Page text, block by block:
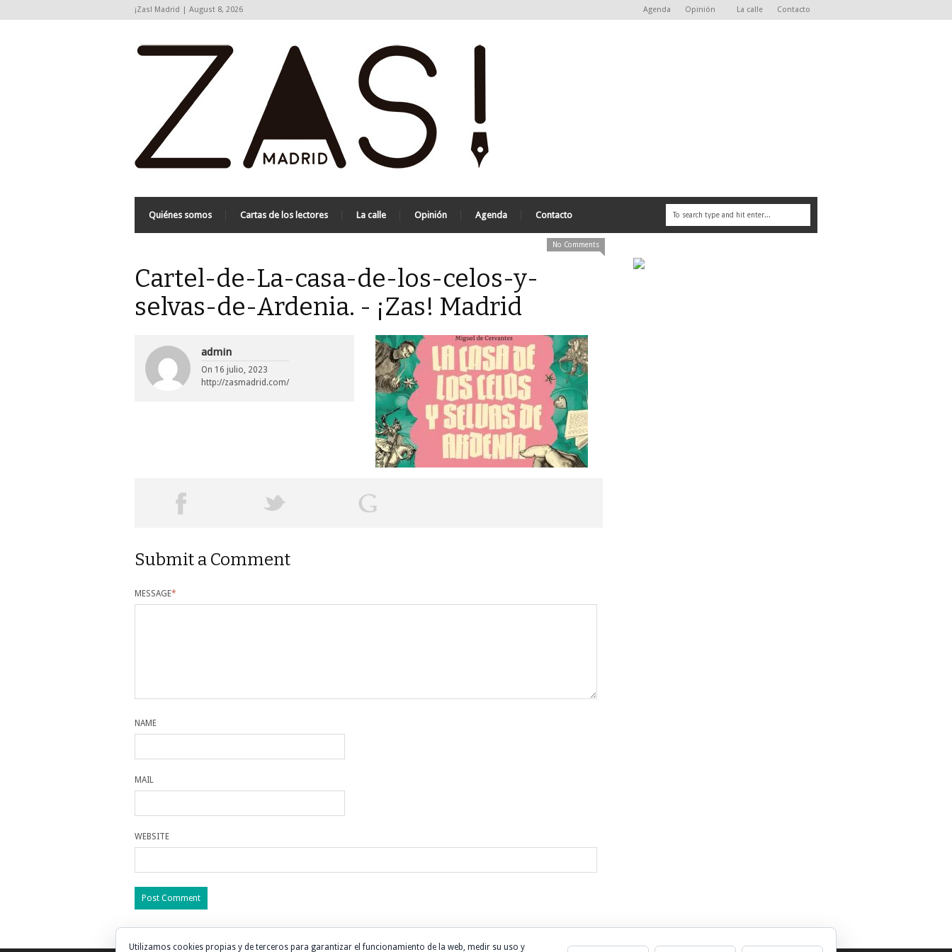
¡Zas! Madrid | August 8, 2026 Agenda Opinión La calle Contacto
Quiénes somos Cartas de los lectores La calle Opinión Agenda Contacto
No Comments
Cartel-de-La-casa-de-los-celos-y-
selvas-de-Ardenia. - ¡Zas! Madrid
admin
On 16 julio, 2023
http://zasmadrid.com/
Submit a Comment
MESSAGE*
NAME
MAIL
WEBSITE
Utilizamos cookies propias y de terceros para garantizar el funcionamiento de la web, medir su uso y